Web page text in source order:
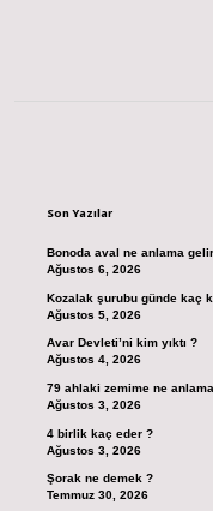
Son Yazılar
Bonoda aval ne anlama
Ağustos 6, 2026
Kozalak şurubu günde kaç
Ağustos 5, 2026
Avar Devleti’ni kim yıktı ?
Ağustos 4, 2026
79 ahlaki zemime ne
Ağustos 3, 2026
4 birlik kaç eder ?
Ağustos 3, 2026
Şorak ne demek ?
Temmuz 30, 2026